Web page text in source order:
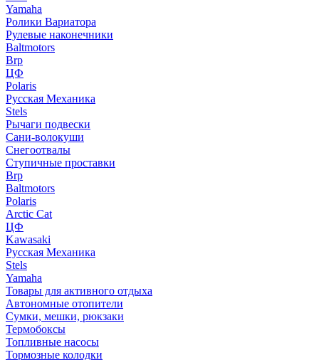
Yamaha
Ролики Вариатора
Рулевые наконечники
Baltmotors
Brp
ЦФ
Polaris
Русская Механика
Stels
Рычаги подвески
Сани-волокуши
Снегоотвалы
Ступичные проставки
Brp
Baltmotors
Polaris
Arctic Cat
ЦФ
Kawasaki
Русская Механика
Stels
Yamaha
Товары для активного отдыха
Автономные отопители
Сумки, мешки, рюкзаки
Термобоксы
Топливные насосы
Тормозные колодки